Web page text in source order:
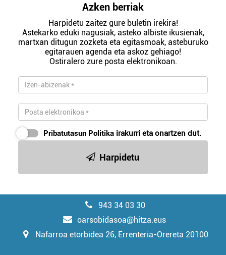
Azken berriak
Harpidetu zaitez gure buletin irekira!
Astekarko eduki nagusiak, asteko albiste ikusienak,
martxan ditugun zozketa eta egitasmoak, asteburuko
egitarauen agenda eta askoz gehiago!
Ostiralero zure posta elektronikoan.
Pribatutasun Politika irakurri eta onartzen dut.
Harpidetu
943 34 03 30
oarsobidasoa@hitza.eus
Nafarroa etorbidea 26, Errenteria-Orereta 20100